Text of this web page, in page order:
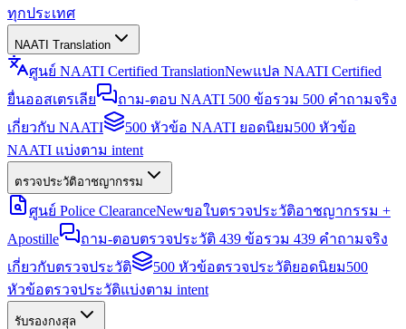
ทุกประเทศ
NAATI Translation
ศูนย์ NAATI Certified TranslationNewแปล NAATI Certified
ยื่นออสเตรเลีย
ถาม-ตอบ NAATI 500 ข้อรวม 500 คำถามจริง
เกี่ยวกับ NAATI
500 หัวข้อ NAATI ยอดนิยม500 หัวข้อ
NAATI แบ่งตาม intent
ตรวจประวัติอาชญากรรม
ศูนย์ Police ClearanceNewขอใบตรวจประวัติอาชญากรรม +
Apostille
ถาม-ตอบตรวจประวัติ 439 ข้อรวม 439 คำถามจริง
เกี่ยวกับตรวจประวัติ
500 หัวข้อตรวจประวัติยอดนิยม500
หัวข้อตรวจประวัติแบ่งตาม intent
รับรองกงสุล